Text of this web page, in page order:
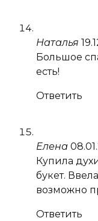
Наталья
Большое
есть!
Ответить
Елена
Купила
букет.
возможно
Ответить